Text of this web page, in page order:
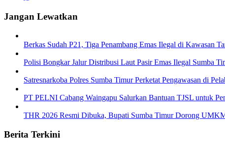
Jangan Lewatkan
Berkas Sudah P21, Tiga Penambang Emas Ilegal di Kawasan
Polisi Bongkar Jalur Distribusi Laut Pasir Emas Ilegal Sumba
Satresnarkoba Polres Sumba Timur Perketat Pengawasan di
PT PELNI Cabang Waingapu Salurkan Bantuan TJSL untuk
THR 2026 Resmi Dibuka, Bupati Sumba Timur Dorong
Berita Terkini